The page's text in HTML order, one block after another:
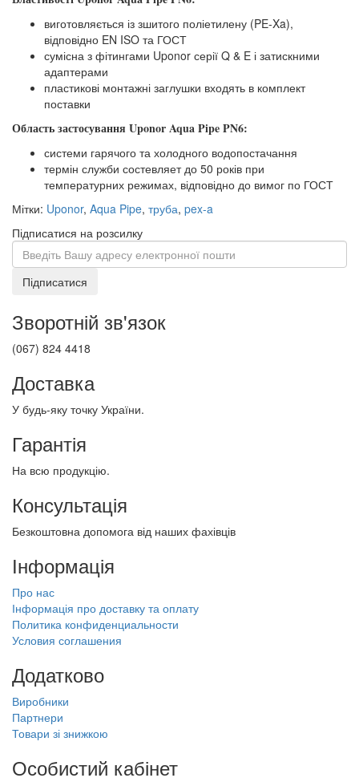
виготовляється із зшитого поліетилену (PE-Xa),
відповідно EN ISO та ГОСТ
сумісна з фітингами Uponor серії Q & E і затискними
адаптерами
пластикові монтажні заглушки входять в комплект
поставки
Область застосування Uponor Aqua Pipe PN6:
системи гарячого та холодного водопостачання
термін служби состевляет до 50 років при
температурних режимах, відповідно до вимог по ГОСТ
Мітки: Uponor, Aqua Pipe, труба, pex-a
Підписатися на розсилку
Підписатися
Зворотній зв'язок
(067) 824 4418
Доставка
У будь-яку точку України.
Гарантія
На всю продукцію.
Консультація
Безкоштовна допомога від наших фахівців
Інформація
Про нас
Інформація про доставку та оплату
Политика конфиденциальности
Условия соглашения
Додатково
Виробники
Партнери
Товари зі знижкою
Особистий кабінет